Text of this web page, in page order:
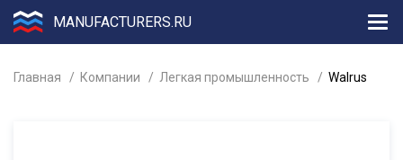
MANUFACTURERS.RU
Главная Компании Легкая промышленность Walrus